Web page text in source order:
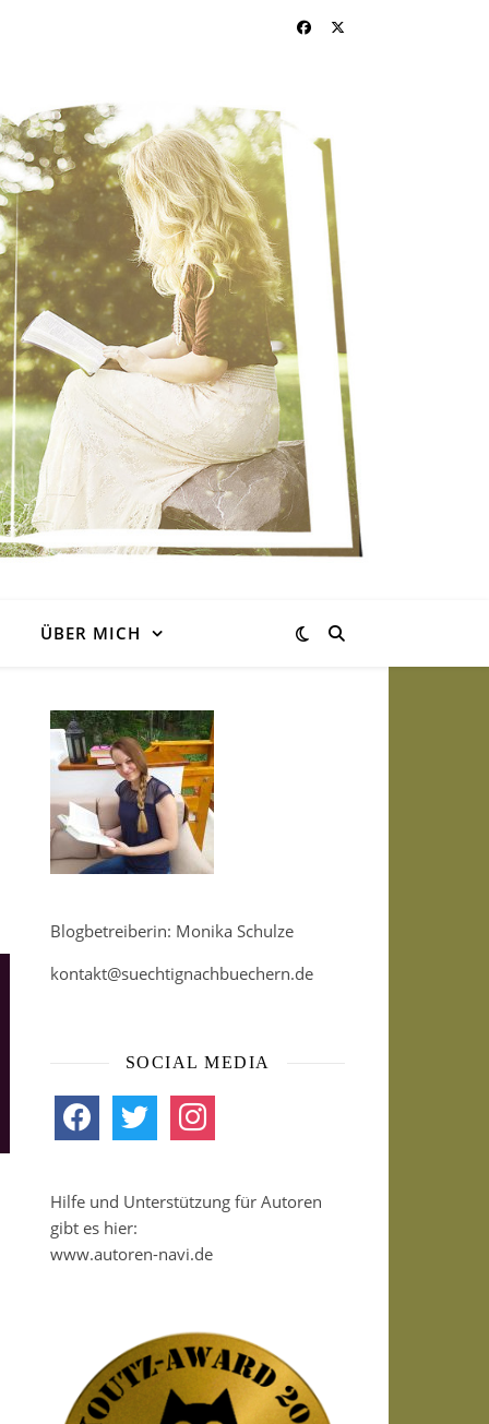
ÜBER MICH
Blogbetreiberin: Monika Schulze
kontakt@suechtignachbuechern.de
SOCIAL MEDIA
facebook twitter instagram
Hilfe und Unterstützung für Autoren
gibt es hier:
www.autoren-navi.de